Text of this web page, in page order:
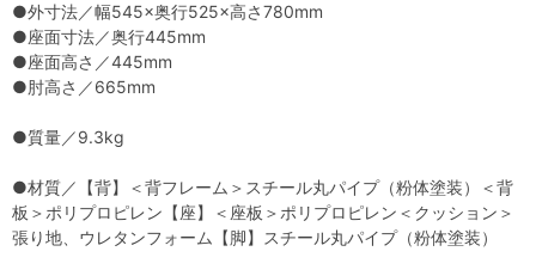
●外寸法／幅545×奥行525×高さ780mm
●座面寸法／奥行445mm
●座面高さ／445mm
●肘高さ／665mm
●質量／9.3kg
●材質／【背】＜背フレーム＞スチール丸パイプ（粉体塗装）＜背
板＞ポリプロピレン【座】＜座板＞ポリプロピレン＜クッション＞
張り地、ウレタンフォーム【脚】スチール丸パイプ（粉体塗装）